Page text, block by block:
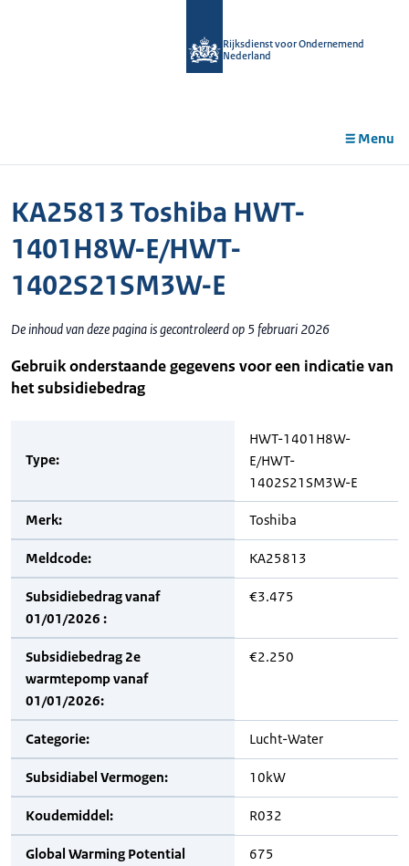
Rijksdienst voor Ondernemend
Nederland
Menu
KA25813 Toshiba HWT-
1401H8W-E/HWT-
1402S21SM3W-E
De inhoud van deze pagina is gecontroleerd op 5 februari 2026
Gebruik onderstaande gegevens voor een indicatie van
het subsidiebedrag
Type:
HWT-1401H8W-
E/HWT-
1402S21SM3W-E
Merk: Toshiba
Meldcode: KA25813
Subsidiebedrag vanaf
01/01/2026 :
€3.475
Subsidiebedrag 2e
warmtepomp vanaf
01/01/2026:
€2.250
Categorie: Lucht-Water
Subsidiabel Vermogen: 10kW
Koudemiddel: R032
Global Warming Potential
675